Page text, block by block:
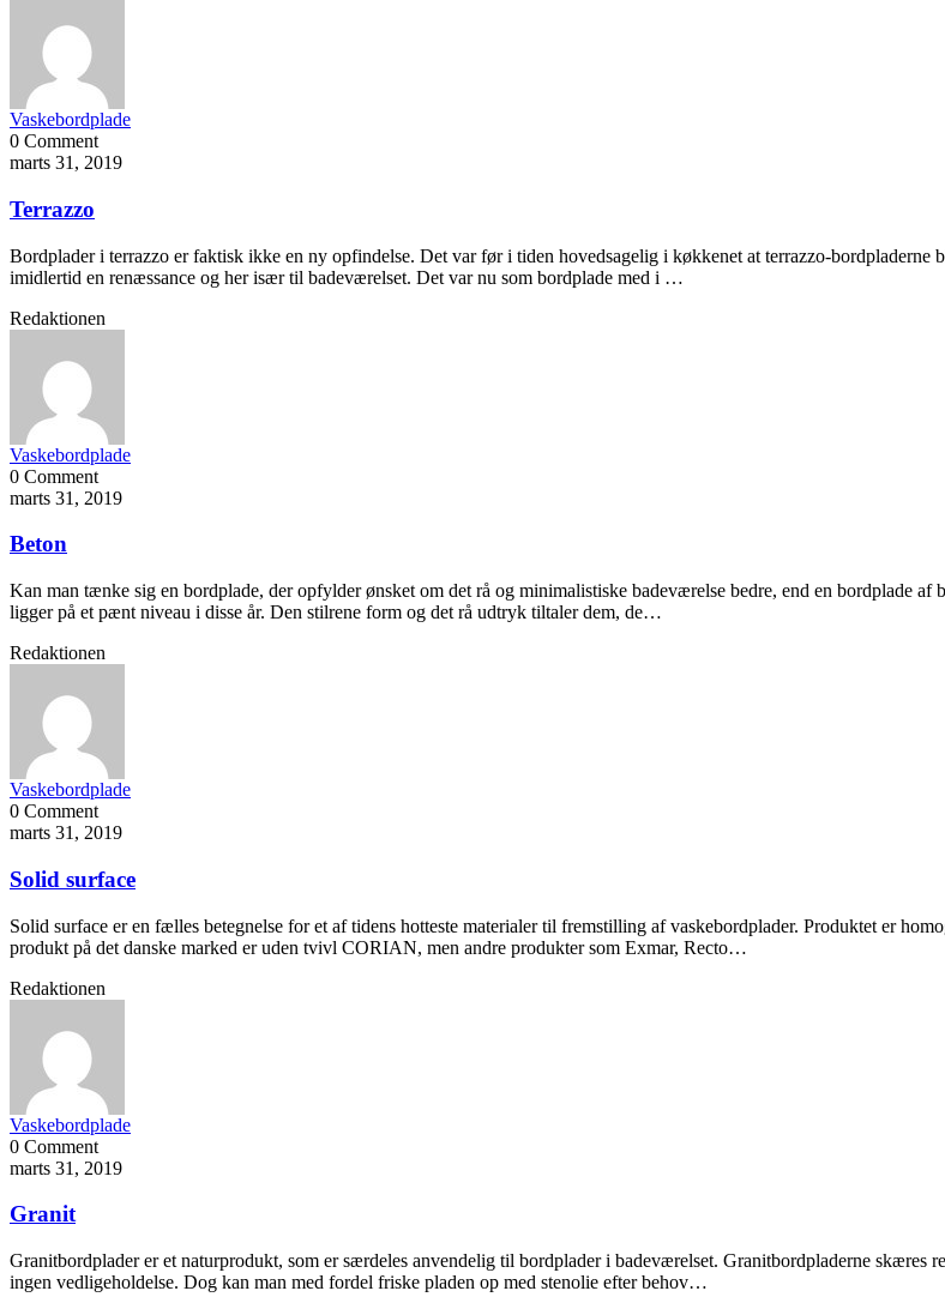
Vaskebordplade
0 Comment
marts 31, 2019
Terrazzo
Bordplader i terrazzo er faktisk ikke en ny opfindelse. Det var før i tiden hovedsagelig i køkkenet at terrazzo-
imidlertid en renæssance og her især til badeværelset. Det var nu som bordplade med i …
Redaktionen
Vaskebordplade
0 Comment
marts 31, 2019
Beton
Kan man tænke sig en bordplade, der opfylder ønsket om det rå og minimalistiske badeværelse bedre, end en bordplade
ligger på et pænt niveau i disse år. Den stilrene form og det rå udtryk tiltaler dem, de…
Redaktionen
Vaskebordplade
0 Comment
marts 31, 2019
Solid surface
Solid surface er en fælles betegnelse for et af tidens hotteste materialer til fremstilling af vaskebordplader. Produktet er
produkt på det danske marked er uden tvivl CORIAN, men andre produkter som Exmar, Recto…
Redaktionen
Vaskebordplade
0 Comment
marts 31, 2019
Granit
Granitbordplader er et naturprodukt, som er særdeles anvendelig til bordplader i badeværelset. Granitbordpladerne
ingen vedligeholdelse. Dog kan man med fordel friske pladen op med stenolie efter behov…